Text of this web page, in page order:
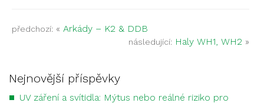
předchozí: « Arkády – K2 & DDB
následující: Haly WH1, WH2 »
Nejnovější příspěvky
UV záření a svítidla: Mýtus nebo reálné riziko pro